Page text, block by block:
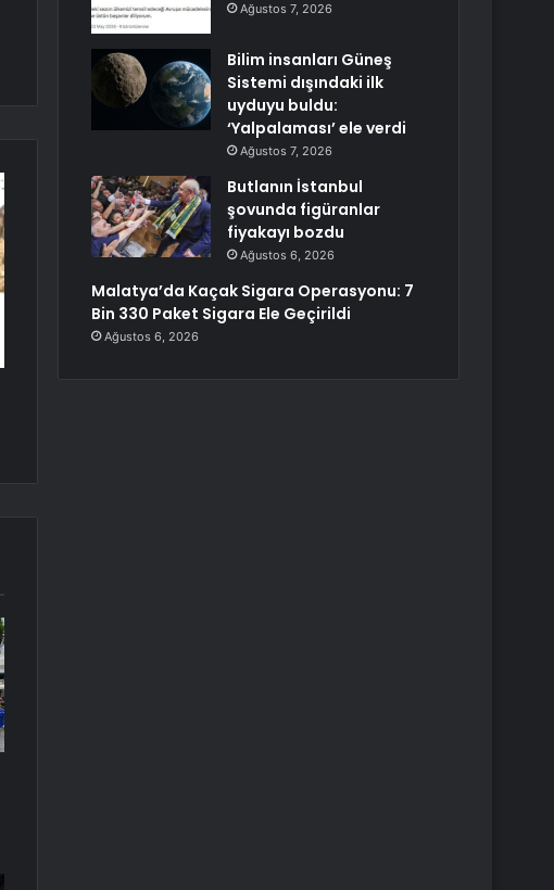
Ağustos 7, 2026
Bilim insanları Güneş
Sistemi dışındaki ilk
uyduyu buldu:
‘Yalpalaması’ ele verdi
Ağustos 7, 2026
Butlanın İstanbul
şovunda figüranlar
fiyakayı bozdu
Ağustos 6, 2026
Malatya’da Kaçak Sigara Operasyonu: 7
Bin 330 Paket Sigara Ele Geçirildi
Ağustos 6, 2026